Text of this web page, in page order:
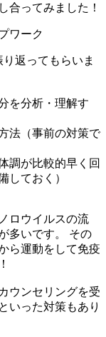
合ってみました！
返ってもらいま
を分析・理解す
法（事前の対策で
調が比較的早く回
しておく）
ロウイルスの流
多いです。 その
ら運動をして免疫
ウンセリングを受
いった対策もあり